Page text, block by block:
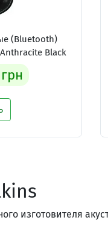
(Bluetooth)
Black
изготовителя